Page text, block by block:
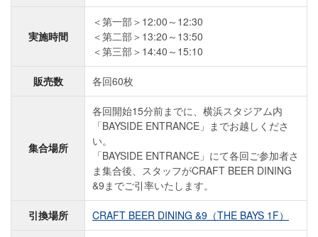
実施時間
＜第一部＞12:00～12:30
＜第二部＞13:20～13:50
＜第三部＞14:40～15:10
販売数 各回60枚
集合場所
各回開始15分前までに、横浜スタジアム内
「BAYSIDE ENTRANCE」までお越しくださ
い。
「BAYSIDE ENTRANCE」にて各回ご参加者さ
ま集合後、スタッフがCRAFT BEER DINING
&9までご引率いたします。
引換場所 CRAFT BEER DINING &9（THE BAYS 1F）